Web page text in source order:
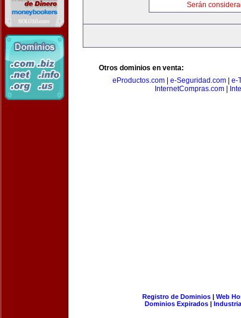
Serán
Otros dominios en venta:
eProductos.com
e-Seguridad.com e-
InternetCompras.com
Registro de Dominios| Web
Dominios Expirados |